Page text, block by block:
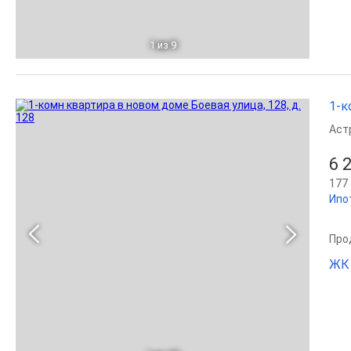
1 из 9
1-
6
177
ЖК